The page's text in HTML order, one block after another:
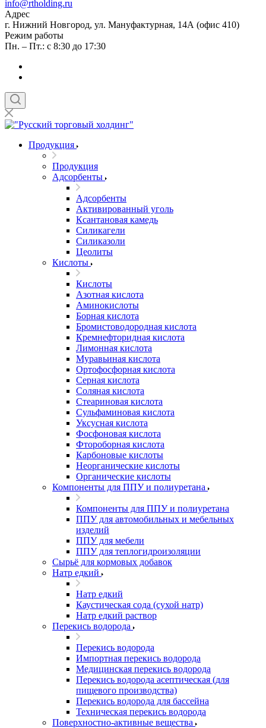
info@rtholding.ru
Адрес
г. Нижний Новгород, ул. Мануфактурная, 14А (офис 410)
Режим работы
Пн. – Пт.: с 8:30 до 17:30
Продукция
Продукция
Адсорбенты
Адсорбенты
Активированный уголь
Ксантановая камедь
Силикагели
Силиказоли
Цеолиты
Кислоты
Кислоты
Азотная кислота
Аминокислоты
Борная кислота
Бромистоводородная кислота
Кремнефторидная кислота
Лимонная кислота
Муравьиная кислота
Ортофосфорная кислота
Серная кислота
Соляная кислота
Стеариновая кислота
Сульфаминовая кислота
Уксусная кислота
Фосфоновая кислота
Фтороборная кислота
Карбоновые кислоты
Неорганические кислоты
Органические кислоты
Компоненты для ППУ и полиуретана
Компоненты для ППУ и полиуретана
ППУ для автомобильных и мебельных
изделий
ППУ для мебели
ППУ для теплогидроизоляции
Сырьё для кормовых добавок
Натр едкий
Натр едкий
Каустическая сода (сухой натр)
Натр едкий раствор
Перекись водорода
Перекись водорода
Импортная перекись водорода
Медицинская перекись водорода
Перекись водорода асептическая (для
пищевого производства)
Перекись водорода для бассейна
Техническая перекись водорода
Поверхностно-активные вещества